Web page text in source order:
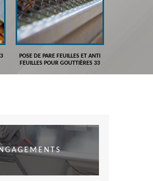
POSE DE PARE FEUILLES ET ANTI
FEUILLES POUR GOUTTIÈRES 33